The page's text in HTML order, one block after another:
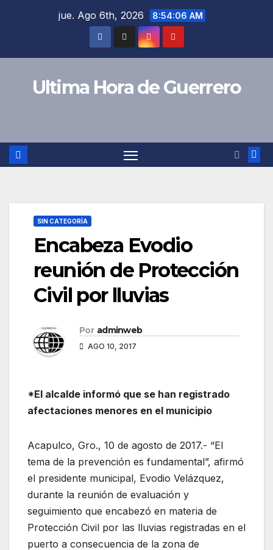
jue. Ago 6th, 2026 8:54:06 AM
Ultima Hora de Guerrero
SIN CATEGORÍA
Encabeza Evodio
reunión de Protección
Civil por lluvias
Por adminweb
AGO 10, 2017
*El alcalde informó que se han registrado
afectaciones menores en el municipio
Acapulco, Gro., 10 de agosto de 2017.- “El
tema de la prevención es fundamental”, afirmó
el presidente municipal, Evodio Velázquez,
durante la reunión de evaluación y
seguimiento que encabezó en materia de
Protección Civil por las lluvias registradas en el
puerto a consecuencia de la zona de